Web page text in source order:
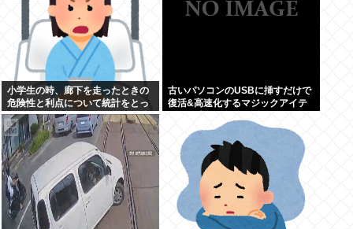
小学生の時、廊下を走ったときの
危険性と利点について統計をとっ
た奴がいた
古いパソコンのUSBに挿すだけで
復活&高速化するマジックアイテ